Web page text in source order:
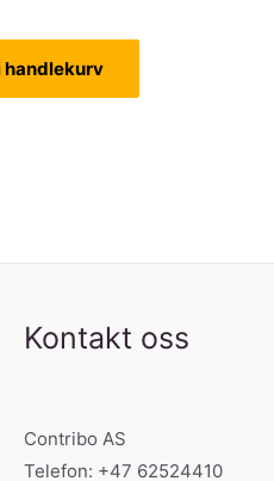
handlekurv
Kontakt oss
Contribo AS
Telefon: +47 62524410